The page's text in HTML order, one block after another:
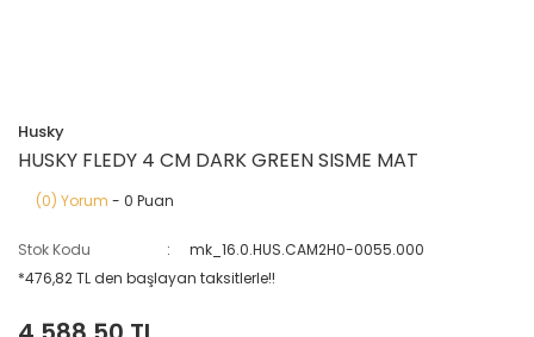
Husky
HUSKY FLEDY 4 CM DARK GREEN SISME MAT
(0) Yorum - 0 Puan
Stok Kodu
mk_16.0.HUS.CAM2H0-0055.000
*476,82 TL den başlayan taksitlerle!!